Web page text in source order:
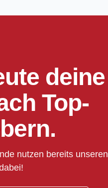
deine
Top-
nutzen bereits unseren